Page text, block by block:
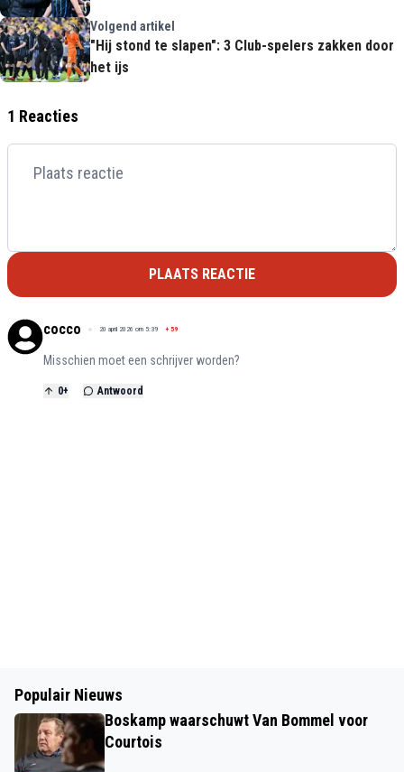
Volgend artikel
"Hij stond te slapen": 3 Club-spelers zakken door
het ijs
1 Reacties
PLAATS REACTIE
cocco 20 april 2026 om 5:39 + 59
Misschien moet een schrijver worden?
0+ Antwoord
Populair Nieuws
Boskamp waarschuwt Van Bommel voor
Courtois